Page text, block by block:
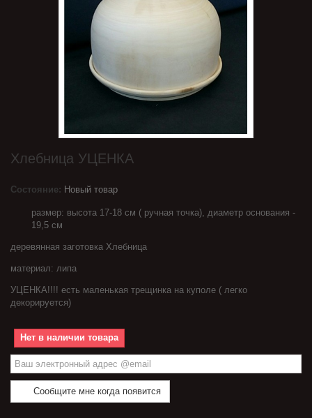
Хлебница УЦЕНКА
Состояние: Новый товар
размер: высота 17-18 см ( ручная точка), диаметр основания -
19,5 см
деревянная заготовка Хлебница
материал: липа
УЦЕНКА!!!! есть маленькая трещинка на куполе ( легко
декорируется)
Нет в наличии товара
Сообщите мне когда появится